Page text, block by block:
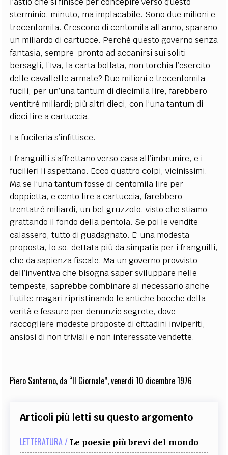
sterminio, minuto, ma implacabile. Sono due milioni e
trecentomila. Crescono di centomila all’anno, sparano
un miliardo di cartucce. Perché questo governo senza
fantasia, sempre pronto ad accanirsi sui soliti
bersagli, l’Iva, la carta bollata, non torchia l’esercito
delle cavallette armate? Due milioni e trecentomila
fucili, per un’una tantum di diecimila lire, farebbero
ventitré miliardi; più altri dieci, con l’una tantum di
dieci lire a cartuccia.
La fucileria s’infittisce.
I franguilli s’affrettano verso casa all’imbrunire, e i
fucilieri li aspettano. Ecco quattro colpi, vicinissimi.
Ma se l’una tantum fosse di centomila lire per
doppietta, e cento lire a cartuccia, farebbero
trentatré miliardi, un bel gruzzolo, visto che stiamo
grattando il fondo della pentola. Se poi le vendite
calassero, tutto di guadagnato. E’ una modesta
proposta, lo so, dettata più da simpatia per i franguilli,
che da sapienza fiscale. Ma un governo provvisto
dell’inventiva che bisogna saper sviluppare nelle
tempeste, saprebbe combinare al necessario anche
l’utile: magari ripristinando le antiche bocche della
verità e fessure per denunzie segrete, dove
raccogliere modeste proposte di cittadini inviperiti,
ansiosi di non triviali e non interessate vendette.
Piero Santerno, da “Il Giornale”, venerdì 10 dicembre 1976
Articoli più letti su questo argomento
LETTERATURA / Le poesie più brevi del mondo